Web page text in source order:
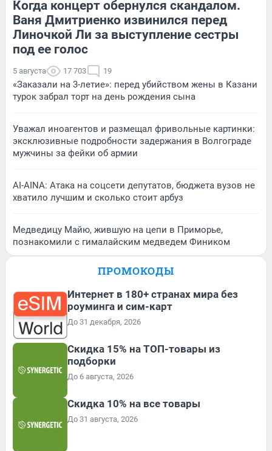
Когда концерт обернулся скандалом.
Ваня Дмитриенко извинился перед
Линочкой Ли за выступление сестры
под ее голос
5 августа 17 703 19
«Заказали на 3-летие»: перед убийством жены в Казани
турок забрал торт на день рождения сына
Уважал иноагентов и размещал фривольные картинки:
эксклюзивные подробности задержания в Волгограде
мужчины за фейки об армии
AI-AINA: Атака на соцсети депутатов, бюджета вузов не
хватило лучшим и сколько стоит арбуз
Медведицу Майю, жившую на цепи в Приморье,
познакомили с гималайским медведем Фиником
ПРОМОКОДЫ
Интернет в 180+ странах мира без
роуминга и сим-карт
До 31 декабря, 2026
Скидка 15% на ТОП-товары из
подборки
До 6 августа, 2026
Скидка 10% на все товары
До 31 августа, 2026